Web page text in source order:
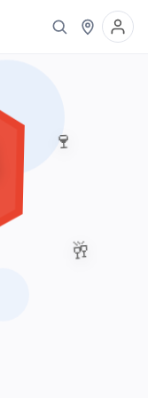
🍷
🥂